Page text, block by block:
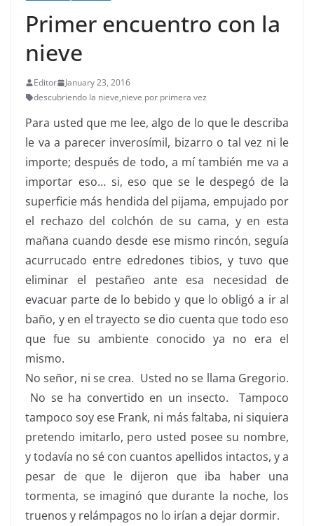
Primer encuentro con la
nieve
Editor
January 23, 2016
descubriendo la nieve,nieve por primera vez
Para usted que me lee, algo de lo que le describa
le va a parecer inverosímil, bizarro o tal vez ni le
importe; después de todo, a mí también me va a
importar eso… si, eso que se le despegó de la
superficie más hendida del pijama, empujado por
el rechazo del colchón de su cama, y en esta
mañana cuando desde ese mismo rincón, seguía
acurrucado entre edredones tibios, y tuvo que
eliminar el pestañeo ante esa necesidad de
evacuar parte de lo bebido y que lo obligó a ir al
baño, y en el trayecto se dio cuenta que todo eso
que fue su ambiente conocido ya no era el
mismo.
No señor, ni se crea. Usted no se llama Gregorio.
No se ha convertido en un insecto. Tampoco
tampoco soy ese Frank, ni más faltaba, ni siquiera
pretendo imitarlo, pero usted posee su nombre,
y todavía no sé con cuantos apellidos intactos, y a
pesar de que le dijeron que iba haber una
tormenta, se imaginó que durante la noche, los
truenos y relámpagos no lo irían a dejar dormir.